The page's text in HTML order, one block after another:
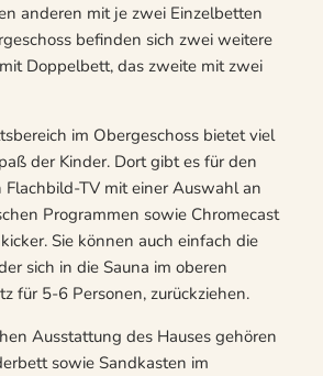
anderen mit je zwei Einzelbetten
befinden sich zwei weitere
Doppelbett, das zweite mit zwei
im Obergeschoss bietet viel
der Kinder. Dort gibt es für den
Flachbild-TV mit einer Auswahl an
Programmen sowie Chromecast
Sie können auch einfach die
sich in die Sauna im oberen
für 5-6 Personen, zurückziehen.
Ausstattung des Hauses gehören
sowie Sandkasten im